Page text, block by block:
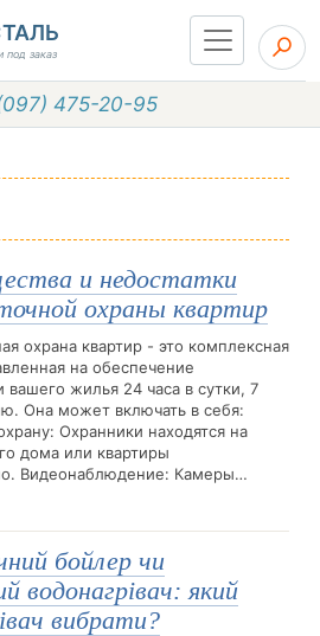
под заказ
475-20-95
и недостатки
охраны квартир
охрана квартир - это комплексная
на обеспечение
вашего жилья 24 часа в сутки, 7
Она может включать в себя:
Охранники находятся на
дома или квартиры
Видеонаблюдение: Камеры…
бойлер чи
водонагрівач: який
вибрати?